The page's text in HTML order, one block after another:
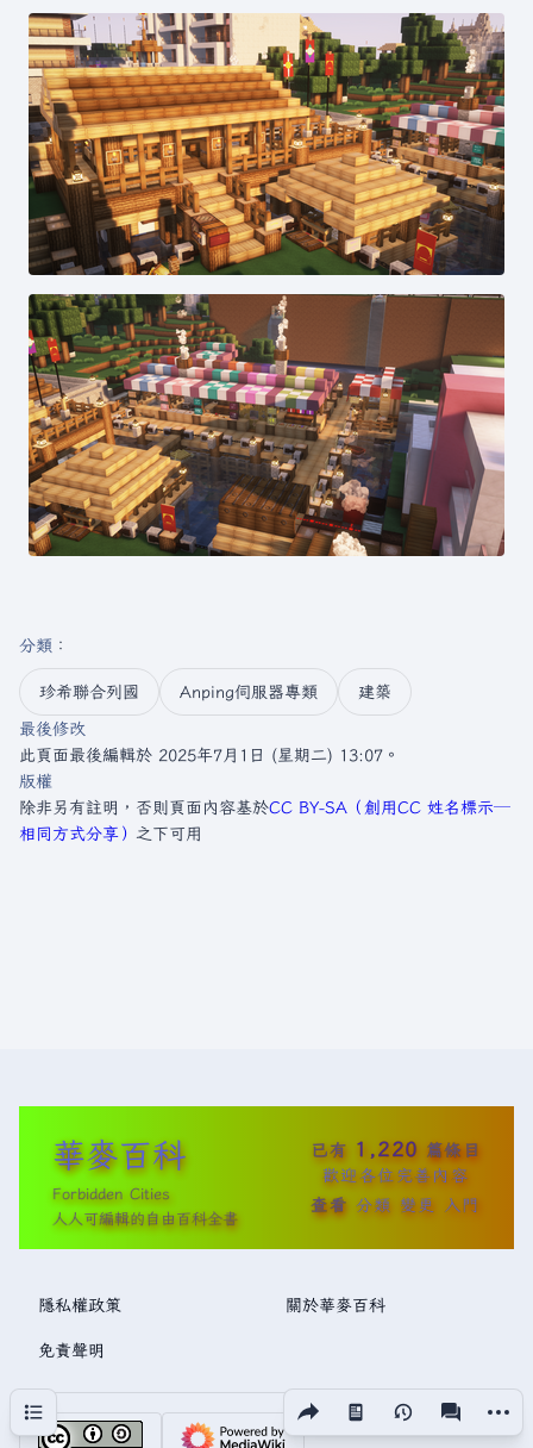
分享此頁面
視圖 更多
目次
分類 ：​
珍希聯合列國 Anping伺服器專類
建築
最後修改
此頁面最後編輯於 2025年7月1日 (星期二) 13:07。
版權
除非另有註明，否則頁面內容基於CC BY-SA（創用CC 姓名標示─
相同方式分享） 之下可用
華麥百科
Forbidden Cities
人人可編輯的自由百科全書
已有 1,220 篇條目
歡迎各位完善內容
查看 分類 變更 入門
隱私權政策 關於華麥百科
免責聲明